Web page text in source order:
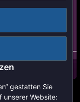
gestatten Sie
unserer Website: